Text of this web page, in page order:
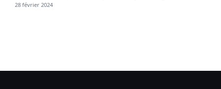
28 février 2024